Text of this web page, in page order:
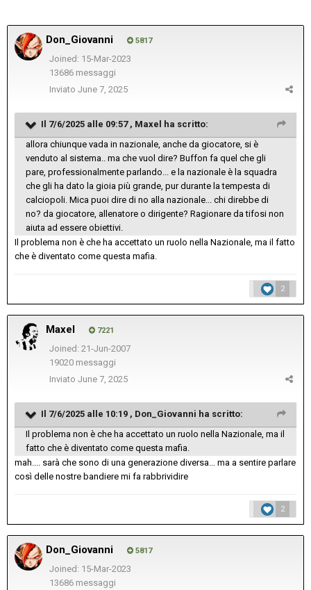
Don_Giovanni 5817
Joined: 15-Mar-2023
13686 messaggi
Inviato June 7, 2025
Il 7/6/2025 alle 09:57 , Maxel ha scritto:
allora chiunque vada in nazionale, anche da giocatore, si è
venduto al sistema.. ma che vuol dire? Buffon fa quel che gli
pare, professionalmente parlando... e la nazionale è la squadra
che gli ha dato la gioia più grande, pur durante la tempesta di
calciopoli. Mica puoi dire di no alla nazionale... chi direbbe di
no? da giocatore, allenatore o dirigente? Ragionare da tifosi non
aiuta ad essere obiettivi.
Il problema non è che ha accettato un ruolo nella Nazionale, ma il fatto
che è diventato come questa mafia.
2
Maxel 7221
Joined: 21-Jun-2007
19020 messaggi
Inviato June 7, 2025
Il 7/6/2025 alle 10:19 , Don_Giovanni ha scritto:
Il problema non è che ha accettato un ruolo nella Nazionale, ma il
fatto che è diventato come questa mafia.
mah.... sarà che sono di una generazione diversa... ma a sentire parlare
così delle nostre bandiere mi fa rabbrividire
2
Don_Giovanni 5817
Joined: 15-Mar-2023
13686 messaggi